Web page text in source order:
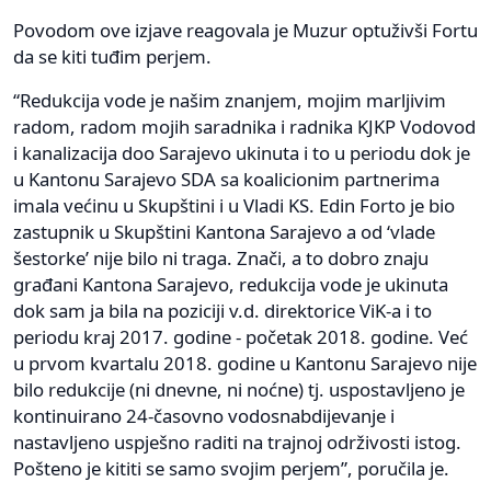
Povodom ove izjave reagovala je Muzur optuživši Fortu
da se kiti tuđim perjem.
“Redukcija vode je našim znanjem, mojim marljivim
radom, radom mojih saradnika i radnika KJKP Vodovod
i kanalizacija doo Sarajevo ukinuta i to u periodu dok je
u Kantonu Sarajevo SDA sa koalicionim partnerima
imala većinu u Skupštini i u Vladi KS. Edin Forto je bio
zastupnik u Skupštini Kantona Sarajevo a od ‘vlade
šestorke’ nije bilo ni traga. Znači, a to dobro znaju
građani Kantona Sarajevo, redukcija vode je ukinuta
dok sam ja bila na poziciji v.d. direktorice ViK-a i to
periodu kraj 2017. godine - početak 2018. godine. Već
u prvom kvartalu 2018. godine u Kantonu Sarajevo nije
bilo redukcije (ni dnevne, ni noćne) tj. uspostavljeno je
kontinuirano 24-časovno vodosnabdijevanje i
nastavljeno uspješno raditi na trajnoj održivosti istog.
Pošteno je kititi se samo svojim perjem”, poručila je.